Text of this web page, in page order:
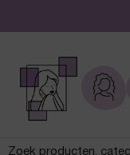
De leukste